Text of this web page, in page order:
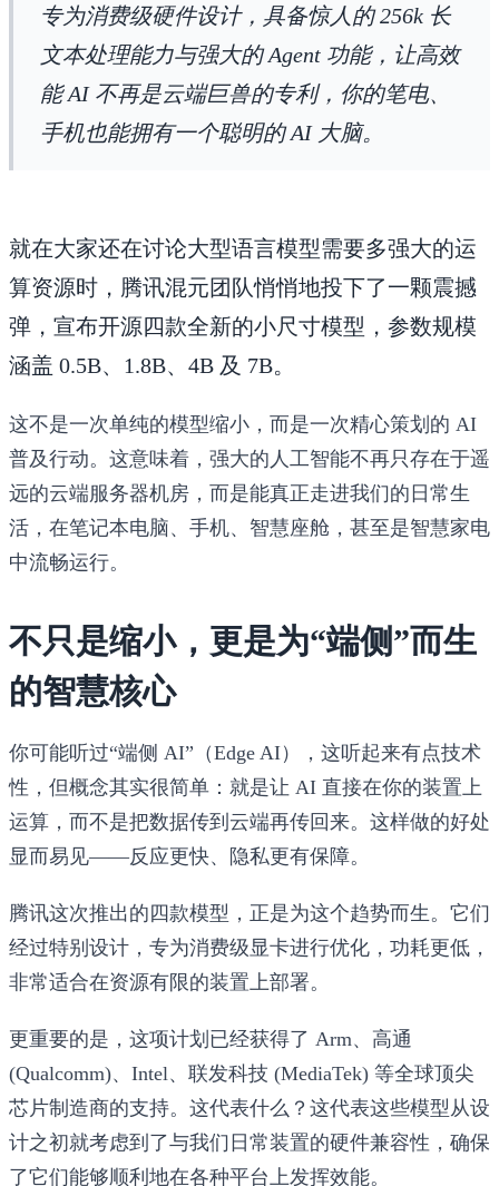
专为消费级硬件设计，具备惊人的 256k 长
文本处理能力与强大的 Agent 功能，让高效
能 AI 不再是云端巨兽的专利，你的笔电、
手机也能拥有一个聪明的 AI 大脑。
就在大家还在讨论大型语言模型需要多强大的运
算资源时，腾讯混元团队悄悄地投下了一颗震撼
弹，宣布开源四款全新的小尺寸模型，参数规模
涵盖 0.5B、1.8B、4B 及 7B。
这不是一次单纯的模型缩小，而是一次精心策划的 AI
普及行动。这意味着，强大的人工智能不再只存在于遥
远的云端服务器机房，而是能真正走进我们的日常生
活，在笔记本电脑、手机、智慧座舱，甚至是智慧家电
中流畅运行。
不只是缩小，更是为“端侧”而生
的智慧核心
你可能听过“端侧 AI”（Edge AI），这听起来有点技术
性，但概念其实很简单：就是让 AI 直接在你的装置上
运算，而不是把数据传到云端再传回来。这样做的好处
显而易见——反应更快、隐私更有保障。
腾讯这次推出的四款模型，正是为这个趋势而生。它们
经过特别设计，专为消费级显卡进行优化，功耗更低，
非常适合在资源有限的装置上部署。
更重要的是，这项计划已经获得了 Arm、高通
(Qualcomm)、Intel、联发科技 (MediaTek) 等全球顶尖
芯片制造商的支持。这代表什么？这代表这些模型从设
计之初就考虑到了与我们日常装置的硬件兼容性，确保
了它们能够顺利地在各种平台上发挥效能。